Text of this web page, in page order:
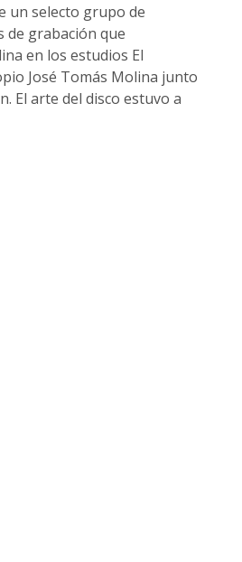
un selecto grupo de
de grabación que
en los estudios El
José Tomás Molina junto
El arte del disco estuvo a